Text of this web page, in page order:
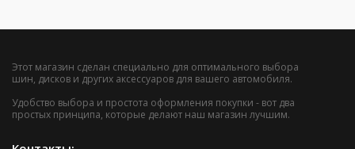
Этот магазин сделан специально для оптимального выбора
шин, дисков и других аксессуаров для вашего автомобиля.
Удобство выбора и простота оформления покупки - вот два
простых принципа, которые делают наш магазин лучшим.